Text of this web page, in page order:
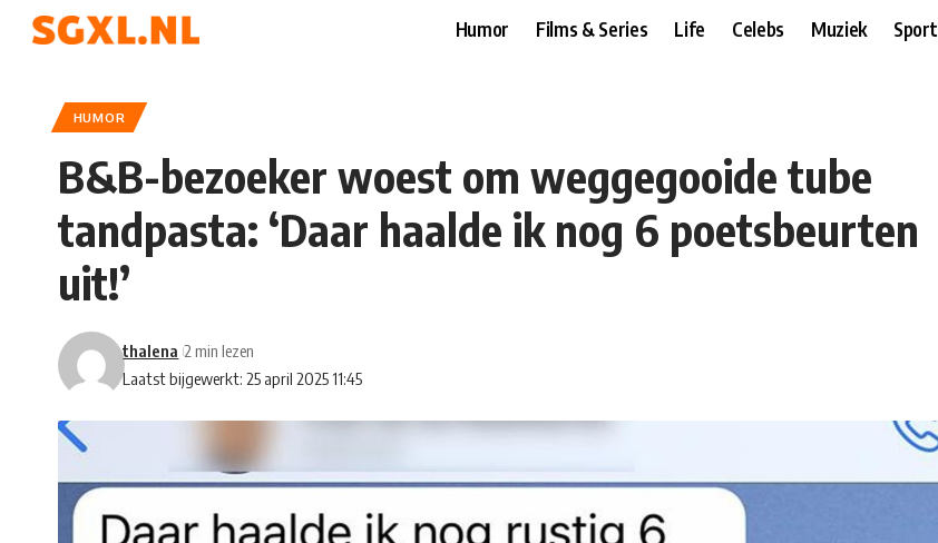
Humor Films & Series Life Celebs Muziek Sport
HUMOR
B&B-bezoeker woest om weggegooide tube
tandpasta: ‘Daar haalde ik nog 6 poetsbeurten
uit!’
Laatst bijgewerkt: 25 april 2025 11:45
thalena 2 min lezen